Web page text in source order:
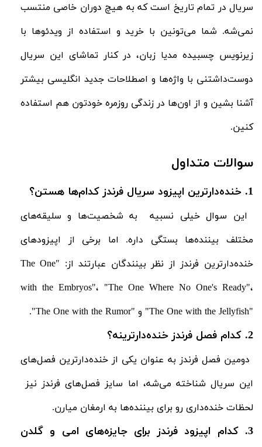
سریال در تمام تاریخ است که به هیچ دوران خاصی منتسب
نمی‌شه. شما می‌تونین با خرید و استفاده از ویدئوها با
زیرنویس چسبیده مدیا زبان، در کنار تماشای این سریال
دوست‌داشتنی با واژه‌ها و اصطلاحات جدید انگلیسی بیشتر
آشنا بشین و از اون‌ها در زندگی روزمره خودتون هم استفاده
کنین.
سوالات متداول
1. خنده‌دارترین اپیزود سریال فرندز کدام‌ها هستن؟
این سوال خیلی نسبیه به شخصیت‌ها و سلیقه‌های
مختلف بیننده‌ها بستگی داره. اما برخی از اپیزودهای
خنده‌دارترین فرندز از نظر بینندگان عبارتند از: "The One
with the Embryos"، "The One Where No One's Ready"،
"
The One with the Jellyfish" و "The One with the Rumor
".
2. کدام فصل فرندز خنده‌دارترینه؟
دومین فصل فرندز به عنوان یکی از خنده‌دارترین فصل‌های
این سریال شناخته می‌شه، اما سایز فصل‌های فرندز نیز
لحظات خنده‌داری رو برای بیننده‌ها به ارمغان میارن.
3. کدام اپیزود فرندز برای جایزه‌های امی و گلدن